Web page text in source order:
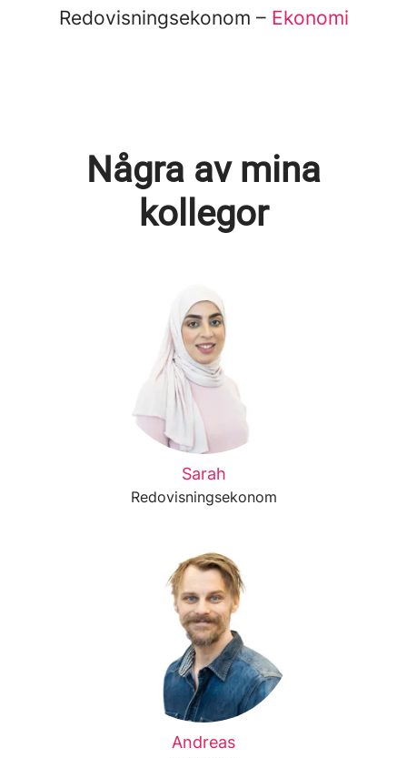
Redovisningsekonom – Ekonomi
Några av mina
kollegor
Sarah
Redovisningsekonom
Andreas